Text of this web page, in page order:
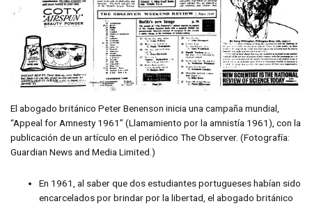
El abogado británico Peter Benenson inicia una campaña mundial,
“Appeal for Amnesty 1961” (Llamamiento por la amnistía 1961), con la
publicación de un artículo en el periódico The Observer. (Fotografía:
Guardian News and Media Limited.)
En 1961, al saber que dos estudiantes portugueses habían sido
encarcelados por brindar por la libertad, el abogado británico